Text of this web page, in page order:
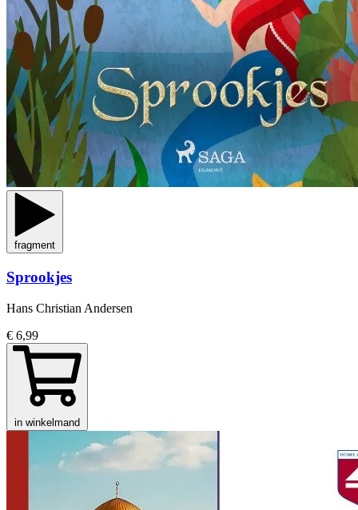
fragment
Sprookjes
Hans Christian Andersen
€ 6,99
in winkelmand